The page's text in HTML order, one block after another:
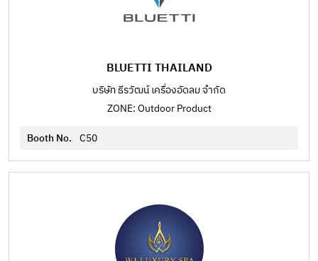
BLUETTI THAILAND
บริษัท ธีรวัฒน์ เครื่องอัดลม จำกัด
ZONE: Outdoor Product
Booth No. C50